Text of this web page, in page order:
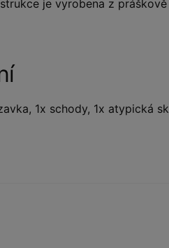
je vyrobena z
1x schody, 1x atypická